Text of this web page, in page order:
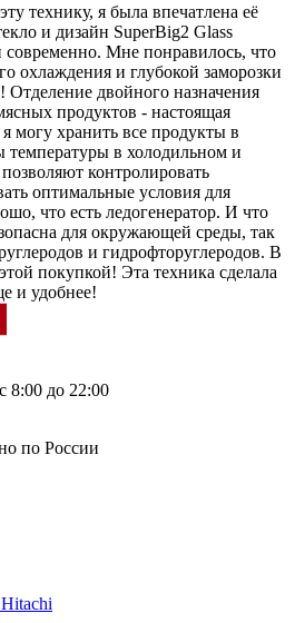
технику, я была впечатлена её
и дизайн SuperBig2 Glass
современно. Мне понравилось, что
охлаждения и глубокой заморозки
двойного назначения
продуктов - настоящая
могу хранить все продукты в
в холодильном и
контролировать
оптимальные условия для
что есть ледогенератор. И что
для окружающей среды, так
и гидрофторуглеродов. В
покупкой! Эта техника сделала
и удобнее!
с 8:00 до 22:00
по России